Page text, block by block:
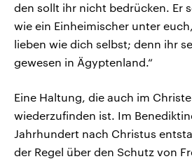
den sollt ihr nicht bedrücken. Er
wie ein Einheimischer unter
lieben wie dich selbst; denn ihr
gewesen in Ägyptenland.“
Eine Haltung, die auch im
wiederzufinden ist. Im
Jahrhundert nach Christus
der Regel über den Schutz von